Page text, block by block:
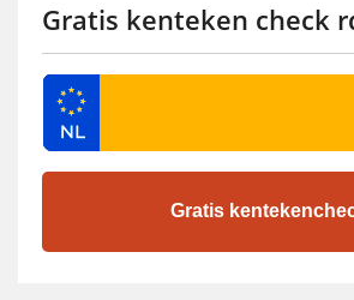
Gratis kenteken check